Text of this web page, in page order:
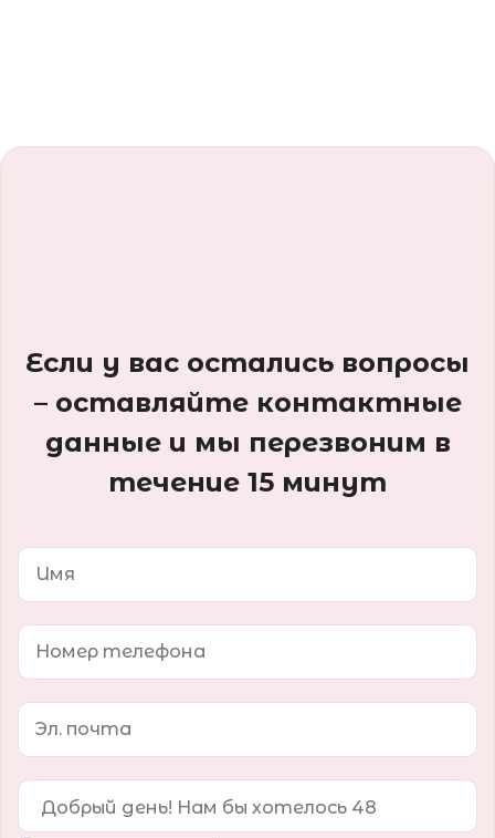
Если у вас остались вопросы
– оставляйте контактные
данные и мы перезвоним в
течение 15 минут